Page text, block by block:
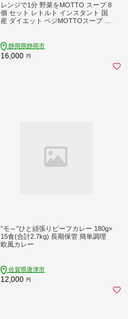
レンジで1分 野菜をMOTTO スープ 8
個 セット レトルト インスタント 国
産 ダイエット ベジMOTTOスープ 具
静岡県静岡市
16,000 円
”モ～”ひと頑張りビーフカレー 180g×
15食(合計2.7kg) 長期保管 簡単調理
欧風カレー
佐賀県唐津市
12,000 円